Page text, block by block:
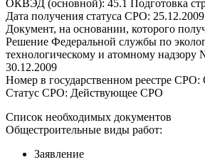
ОКВЭД (основной): 45.1 Подготовка
Дата получения статуса СРО: 25.12.2009
Документ, на основании, которого
Решение Федеральной службы по
технологическому и атомному
30.12.2009
Номер в государственном реестре
Статус СРО: Действующее СРО
Список необходимых документов
Общестроительные виды работ:
Заявление